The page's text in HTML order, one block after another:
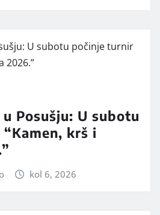
Posušju: U subotu
krš i
kol 6, 2026